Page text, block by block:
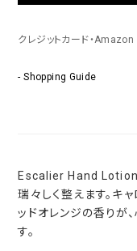
クレジットカード・
- Shopping Guide
Escalier Hand Lotion
瑞々しく整えます。キ
ッドオレンジの香りが
す。